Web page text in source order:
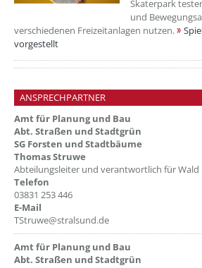
Skaterpark
und
verschiedenen Freizeitanlagen nutzen.
vorgestellt
ANSPRECHPARTNER
Amt für Planung und Bau
Abt. Straßen und Stadtgrün
SG Forsten und Stadtbäume
Thomas Struwe
Abteilungsleiter und verantwortlich für Wald
Telefon
03831 253 446
E-Mail
TStruwe@stralsund.de
Amt für Planung und Bau
Abt. Straßen und Stadtgrün